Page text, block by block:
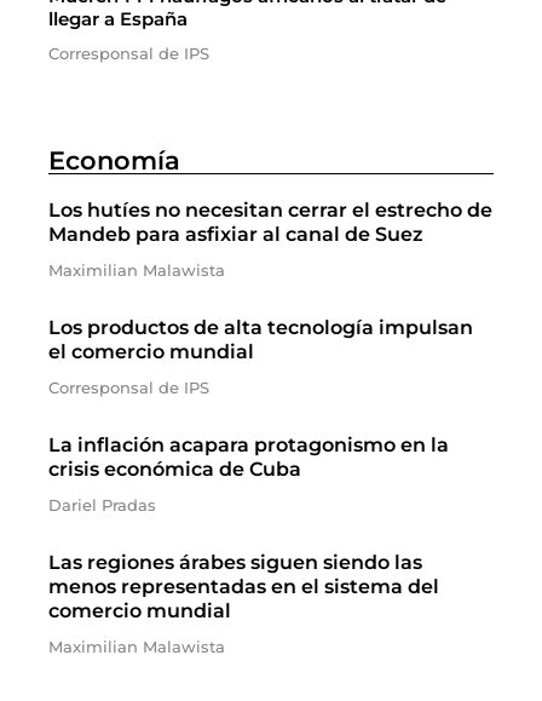
llegar a España
Corresponsal de IPS
Economía
Los hutíes no necesitan cerrar el estrecho de
Mandeb para asfixiar al canal de Suez
Maximilian Malawista
Los productos de alta tecnología impulsan
el comercio mundial
Corresponsal de IPS
La inflación acapara protagonismo en la
crisis económica de Cuba
Dariel Pradas
Las regiones árabes siguen siendo las
menos representadas en el sistema del
comercio mundial
Maximilian Malawista